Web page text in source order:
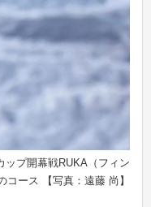
ップ開幕戦RUKA（フィン
コース 【写真：遠藤 尚】